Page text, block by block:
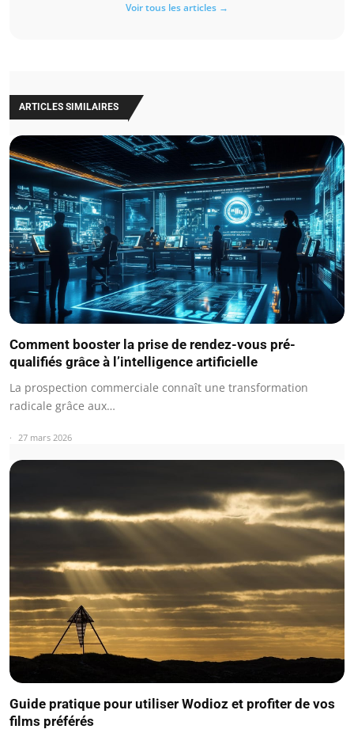
Voir tous les articles →
ARTICLES SIMILAIRES
Comment booster la prise de rendez-vous pré-
qualifiés grâce à l’intelligence artificielle
La prospection commerciale connaît une transformation
radicale grâce aux…
27 mars 2026
Guide pratique pour utiliser Wodioz et profiter de vos
films préférés